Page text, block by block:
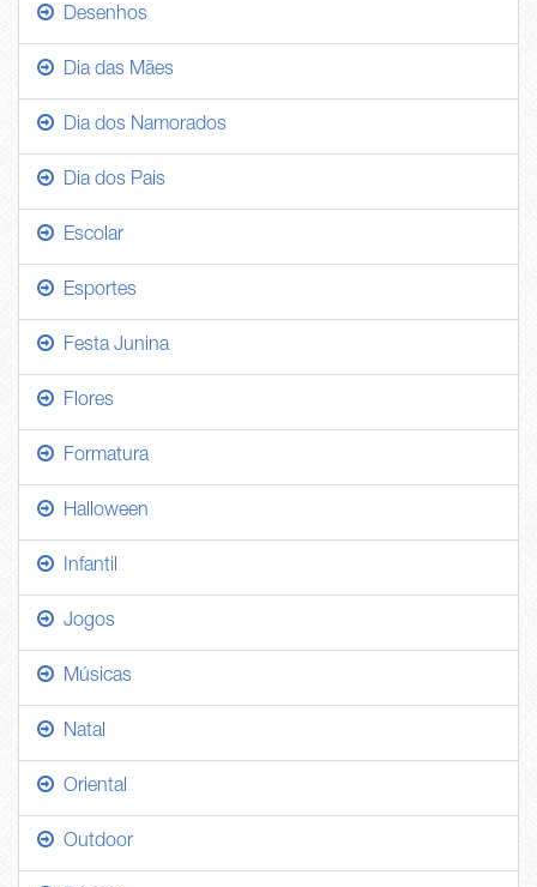
Desenhos
Dia das Mães
Dia dos Namorados
Dia dos Pais
Escolar
Esportes
Festa Junina
Flores
Formatura
Halloween
Infantil
Jogos
Músicas
Natal
Oriental
Outdoor